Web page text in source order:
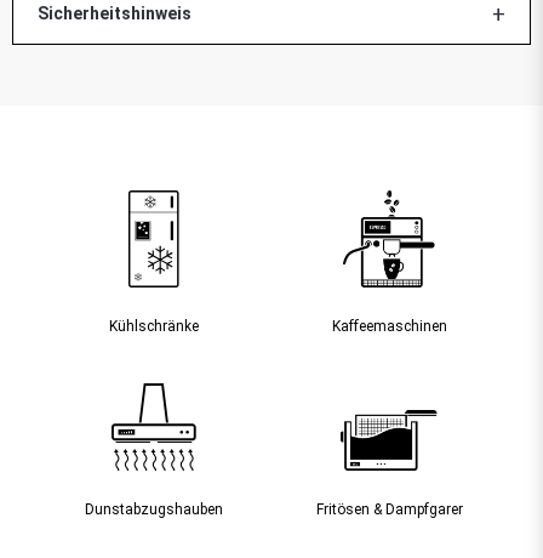
Sicherheitshinweis
Kühlschränke Kaffee­maschinen
Dunst­abzugs­hauben Fritösen & Dampfgarer